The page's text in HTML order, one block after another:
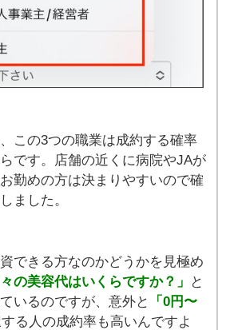
この3つの職業は成約する確率
です。店舗の近くに病院やJAが
勤めの方は決まりやすいので確
ました。
できる方なのかどうかを見極め
々の美容代はいくらですか？」
と
いるのですが、意外と
「0円〜
る人の成約率も高いんですよ